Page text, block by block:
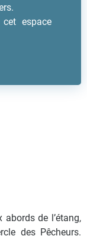
espace
de l’étang,
des Pêcheurs.